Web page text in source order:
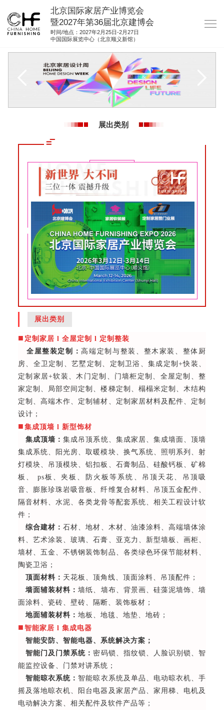
北京国际家居产业博览会
暨2027年第36届北京建博会
时间/地点：2027年2月25日-2月27日
中国国际展览中心（北京顺义新馆）
展出类别
展出类别
■ 定制家居 l 全屋定制 l 定制整装
全屋整装定制：高端定制与整装、整木家装、整体厨
房、全卫定制、艺墅定制、定制卫浴、集成定制+快装、
定制家居+软装、木门定制、门墙柜定制、全屋定制、整
家定制、局部空间定制、楼梯定制、榻榻米定制、木结构
定制、高端木作、定制辅材、定制家居材料及配件、定制
设计；
■ 集成顶墙 l 新型饰材
集成顶墙：集成吊顶系统、集成家居、集成墙面、顶墙
集成系统、阳光房、取暖模块、换气系统、照明系列、射
灯模块、吊顶模块、铝扣板、石膏制品、硅酸钙板、矿棉
板、 ps板、夹板、防火板等系统、吊顶天花、吊顶吸
音、膨胀珍珠岩吸音板、纤维复合材料、吊顶五金配件、
隔音材料、水泥、各类龙骨等配套系统、相关工程设计软
件；
综合建材：石材、地材、木材、油漆涂料、高端墙体涂
料、艺术涂装、玻璃、石膏、亚克力、新型墙板、画柜、
墙材、五金、不锈钢装饰制品、各类绿色环保节能材料、
陶瓷卫浴；
顶面材料： 天花板、顶角线、顶面涂料、吊顶配件；
墙面辅装材料：墙纸、墙布、背景画、硅藻泥墙饰、墙
面涂料、瓷砖、壁砖、隔断、装饰板材；
地面辅装材料： 地板、地毯、地垫、地砖；
■ 智能家居 l 集成电器
智能安防、智能电器、系统解决方案；
智能门及门禁系统： 密码锁、指纹锁、人脸识别锁、智
能监控设备、门禁对讲系统；
智能晾衣系统： 智能晾衣系统及单品、电动晾衣机、手
摇及落地晾衣机、阳台电器及家居产品、家用梯、电机及
电动解决方案、相关配件及软件产品等；